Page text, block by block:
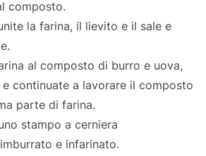
composto.
la farina, il lievito e il sale e
al composto di burro e uova,
continuate a lavorare il composto
parte di farina.
stampo a cerniera
e infarinato.